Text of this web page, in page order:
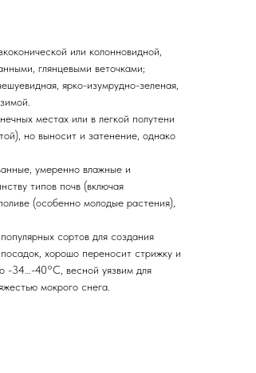
или колонновидной,
глянцевыми веточками;
ярко-изумрудно-зеленая,
местах или в легкой полутени
но выносит и затенение, однако
умеренно влажные и
типов почв (включая
(особенно молодые растения),
сортов для создания
хорошо переносит стрижку и
-34…-40°C, весной уязвим для
мокрого снега.